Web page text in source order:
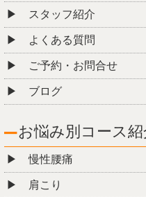
8月
＼ご予約